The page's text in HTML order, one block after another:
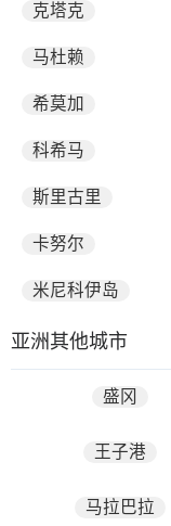
克塔克
马杜赖
希莫加
科希马
斯里古里
卡努尔
米尼科伊岛
亚洲其他城市
盛冈
王子港
马拉巴拉